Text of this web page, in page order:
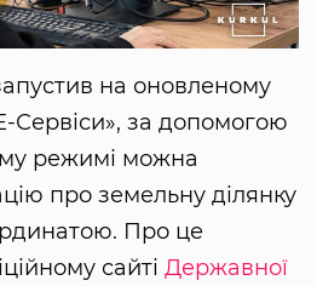
на оновленому
Сервіси», за допомогою
режимі можна
про земельну ділянку
Про це
сайті Державної